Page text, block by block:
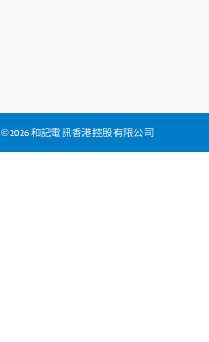
©2026 和記電訊香港控股有限公司